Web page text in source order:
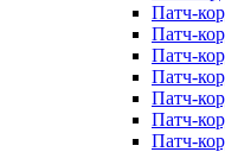
Патч-
Патч-
Патч-
Патч-
Патч-
Патч-
Патч-